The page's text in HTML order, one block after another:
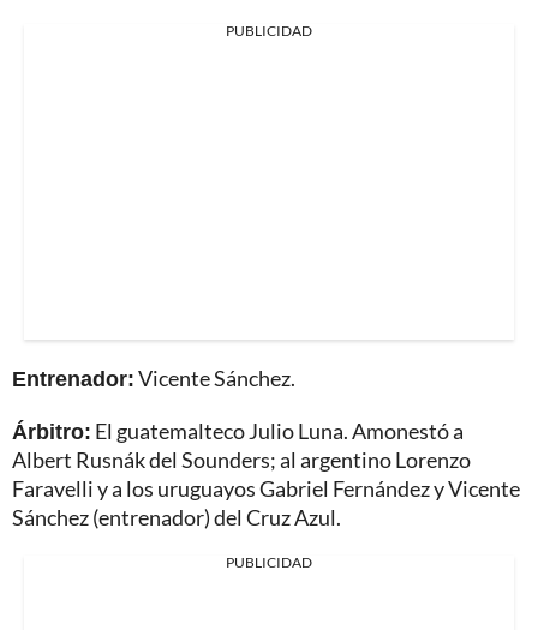
PUBLICIDAD
Entrenador:Vicente Sánchez.
Árbitro: El guatemalteco Julio Luna. Amonestó a
Albert Rusnák del Sounders; al argentino Lorenzo
Faravelli y a los uruguayos Gabriel Fernández y Vicente
Sánchez (entrenador) del Cruz Azul.
PUBLICIDAD